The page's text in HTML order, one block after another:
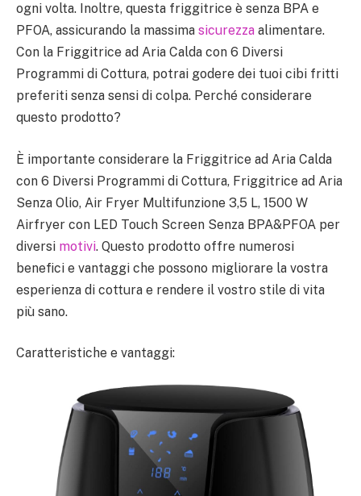
ogni volta. Inoltre, questa friggitrice è senza BPA e
PFOA, assicurando la massima sicurezza alimentare.
Con la Friggitrice ad Aria Calda con 6 Diversi
Programmi di Cottura, potrai godere dei tuoi cibi fritti
preferiti senza sensi di colpa. Perché considerare
questo prodotto?
È importante considerare la Friggitrice ad Aria Calda
con 6 Diversi Programmi di Cottura, Friggitrice ad Aria
Senza Olio, Air Fryer Multifunzione 3,5 L, 1500 W
Airfryer con LED Touch Screen Senza BPA&PFOA per
diversi motivi. Questo prodotto offre numerosi
benefici e vantaggi che possono migliorare la vostra
esperienza di cottura e rendere il vostro stile di vita
più sano.
Caratteristiche e vantaggi: